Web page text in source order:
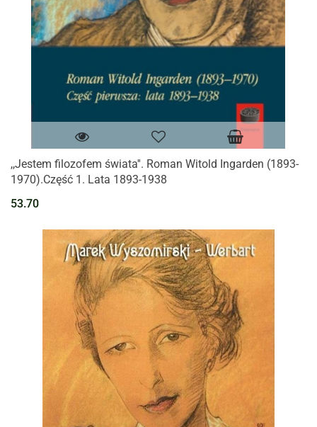
,,Jestem filozofem świata''. Roman Witold Ingarden (1893-
1970).Część 1. Lata 1893-1938
53.70